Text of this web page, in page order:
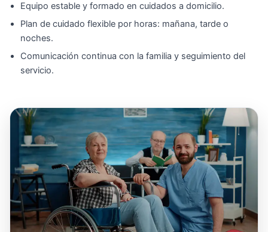
Equipo estable y formado en cuidados a domicilio.
Plan de cuidado flexible por horas: mañana, tarde o
noches.
Comunicación continua con la familia y seguimiento del
servicio.